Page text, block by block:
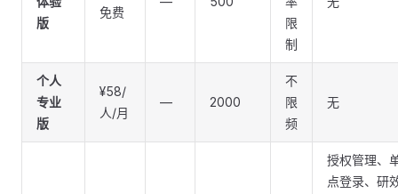
版
免费
限
制
个人
专业
版
¥58/
人/月
— 2000
不
限
频
无
授权管理、
点登录、研